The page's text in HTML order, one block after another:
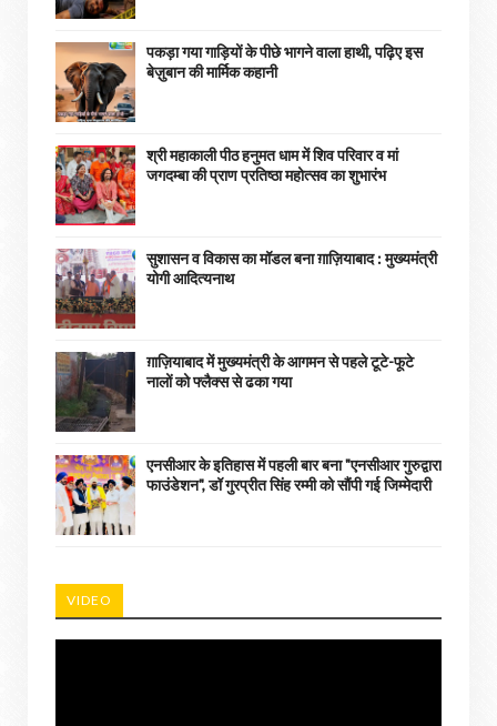
पकड़ा गया गाड़ियों के पीछे भागने वाला हाथी, पढ़िए इस
बेज़ुबान की मार्मिक कहानी
श्री महाकाली पीठ हनुमत धाम में शिव परिवार व मां
जगदम्बा की प्राण प्रतिष्ठा महोत्सव का शुभारंभ
सुशासन व विकास का मॉडल बना ग़ाज़ियाबाद : ​मुख्यमंत्री
योगी आदित्यनाथ
ग़ाज़ियाबाद में मुख्यमंत्री के आगमन से पहले टूटे-फूटे
नालों को फ्लैक्स से ढका गया
एनसीआर के इतिहास में पहली बार बना "एनसीआर गुरुद्वारा
फाउंडेशन", डॉ गुरप्रीत सिंह रम्मी को सौंपी गई जिम्मेदारी
VIDEO